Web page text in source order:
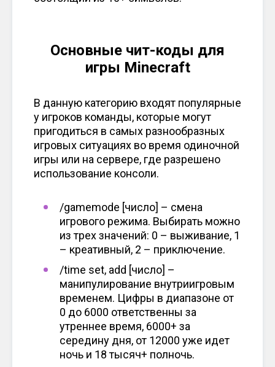
Основные чит-коды для
игры Minecraft
В данную категорию входят популярные
у игроков команды, которые могут
пригодиться в самых разнообразных
игровых ситуациях во время одиночной
игры или на сервере, где разрешено
использование консоли.
/gamemode [число] – смена
игрового режима. Выбирать можно
из трех значений: 0 – выживание, 1
– креативный, 2 – приключение.
/time set, add [число] –
манипулирование внутриигровым
временем. Цифры в диапазоне от
0 до 6000 ответственны за
утреннее время, 6000+ за
середину дня, от 12000 уже идет
ночь и 18 тысяч+ полночь.